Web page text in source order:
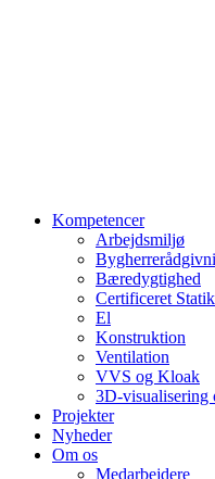
Kompetencer
Arbejdsmiljø
Bæredygtighed
Certificeret
El
Konstruktion
Ventilation
VVS og Kloak
3D-visualisering
Projekter
Nyheder
Om os
Medarbejdere